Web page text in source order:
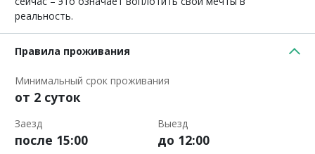
реальность.
Правила проживания
Минимальный срок проживания
от 2 суток
Заезд
после 15:00
Выезд
до 12:00